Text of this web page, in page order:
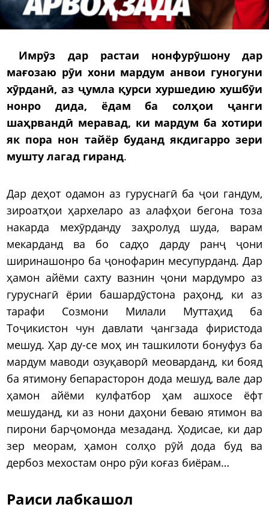
Имрӯз дар растаи нонфурӯшону дар
мағозаю рӯи хони мардум анвои гуногуни
хӯрданӣ, аз ҷумла қурси хуршедию хушбӯи
нонро дида, ёдам ба солҳои ҷанги
шаҳрвандӣ меравад, ки мардум ба хотири
як пора нон тайёр буданд якдигарро зери
мушту лагад гиранд.
Дар деҳот одамон аз гуруснагӣ ба ҷои гандум,
зироатҳои ҳархеларо аз алафҳои бегона тоза
накарда мехӯрданду заҳролуд шуда, варам
мекарданд ва бо садҳо дарду ранҷ ҷони
ширинашонро ба ҷонофарин месупурданд. Дар
ҳамон айёми сахту вазнин ҷони мардумро аз
гуруснагӣ ёрии башардӯстона раҳонд, ки аз
тарафи Созмони Милали Муттаҳид ба
Тоҷикистон чун давлати ҷангзада фиристода
мешуд. Ҳар ду-се моҳ ин ташкилоти бонуфуз ба
мардум маводи озуқаворӣ меоварданд, ки бояд
ба ятимону бепарасторон дода мешуд, вале дар
ҳамон айёми кулфатбор ҳам ашхосе ёфт
мешуданд, ки аз нони даҳони беваю ятимон ва
пирони барҷомонда мезаданд. Ҳодисае, ки дар
зер меорам, ҳамон солҳо рӯй дода буд ва
дербоз мехостам онро рӯи коғаз биёрам…
Раиси лабкашол